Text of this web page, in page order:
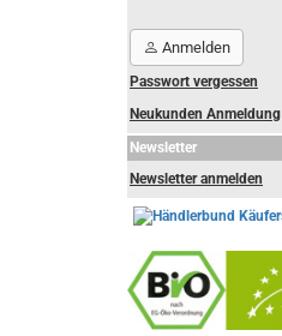
Anmelden
Passwort vergessen
Neukunden Anmeldung
Newsletter
Newsletter anmelden